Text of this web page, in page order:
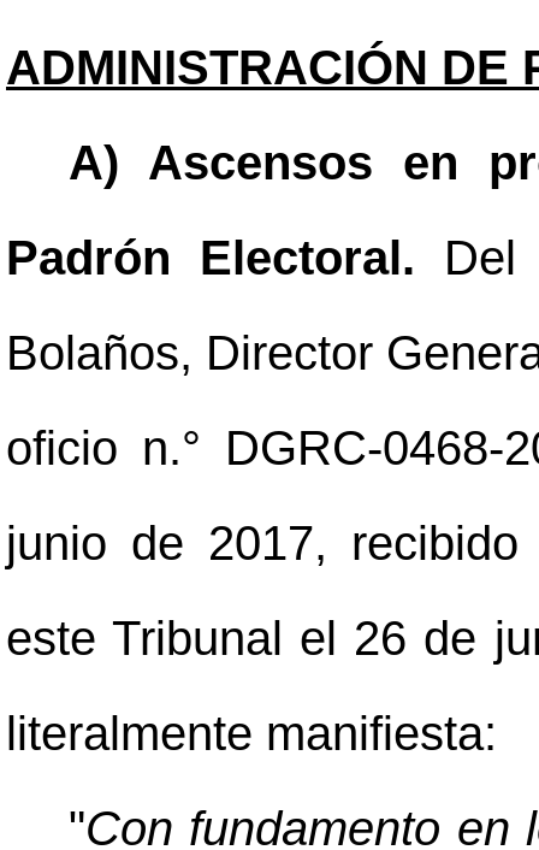
ADMINISTRACIÓN DE
A) Ascensos en
Padrón Electoral. Del
Bolaños, Director
oficio n.° DGRC-0468-
junio de 2017,
este Tribunal el 26 de
literalmente manifiesta:
"Con fundamento en